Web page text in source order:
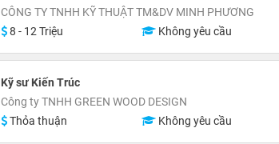
CÔNG TY TNHH KỸ THUẬT TM&DV MINH PHƯƠNG
8 - 12 Triệu
Không yêu cầu
Kỹ sư Kiến Trúc
Công ty TNHH GREEN WOOD DESIGN
Thỏa thuận
Không yêu cầu